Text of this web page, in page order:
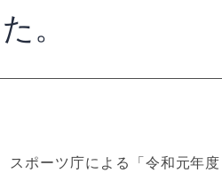
。
スポーツ庁による「令和元年